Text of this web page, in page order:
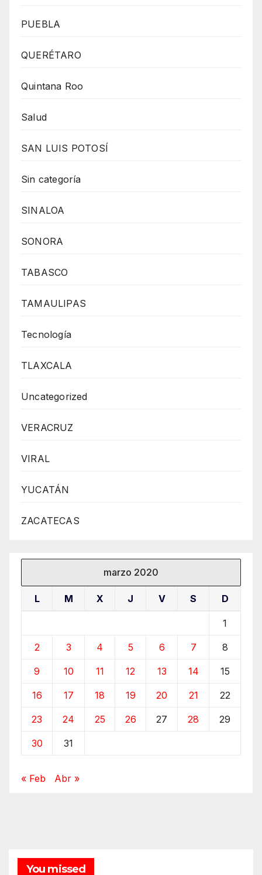
PUEBLA
QUERÉTARO
Quintana Roo
Salud
SAN LUIS POTOSÍ
Sin categoría
SINALOA
SONORA
TABASCO
TAMAULIPAS
Tecnología
TLAXCALA
Uncategorized
VERACRUZ
VIRAL
YUCATÁN
ZACATECAS
marzo 2020
L M X J V S D
1
2 3 4 5 6 7 8
9 10 11 12 13 14 15
16 17 18 19 20 21 22
23 24 25 26 27 28 29
30 31
« Feb Abr »
You missed